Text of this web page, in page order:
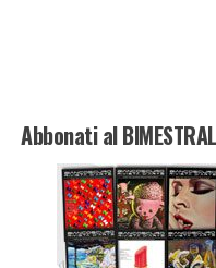
Abbonati al